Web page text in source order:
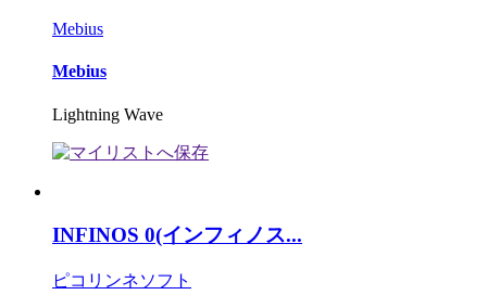
Mebius
Mebius
Lightning Wave
INFINOS 0(インフィノス...
ピコリンネソフト